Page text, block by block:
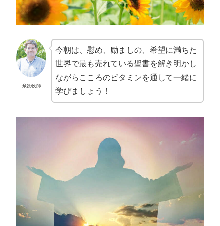
糸数牧師
今朝は、慰め、励ましの、希望に満ちた
世界で最も売れている聖書を解き明かし
ながらこころのビタミンを通して一緒に
学びましょう！